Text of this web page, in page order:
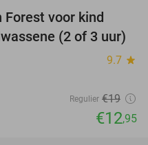
voor kind
(2 of 3 uur)
9.7 star
Regulier €19
€12,95